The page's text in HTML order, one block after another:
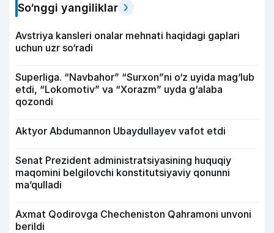
So‘nggi yangiliklar
Avstriya kansleri onalar mehnati haqidagi gaplari
uchun uzr so‘radi
Superliga. “Navbahor” “Surxon”ni o‘z uyida mag‘lub
etdi, “Lokomotiv” va “Xorazm” uyda g‘alaba
qozondi
Aktyor Abdu­mannon Ubaydullayev vafot etdi
Senat Prezident administratsiyasining huquqiy
maqomini belgilovchi konstitutsiyaviy qonunni
ma’qulladi
Axmat Qodirovga Checheniston Qahramoni unvoni
berildi